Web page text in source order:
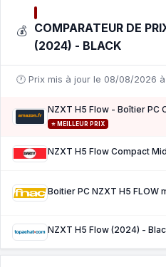
💰 COMPARATEUR DE
(2024) - BLACK
🕐 Prix mis à jour le 08/08/2026
⭐ MEILLEUR PRIX
NZXT H5 Flow (2024) -